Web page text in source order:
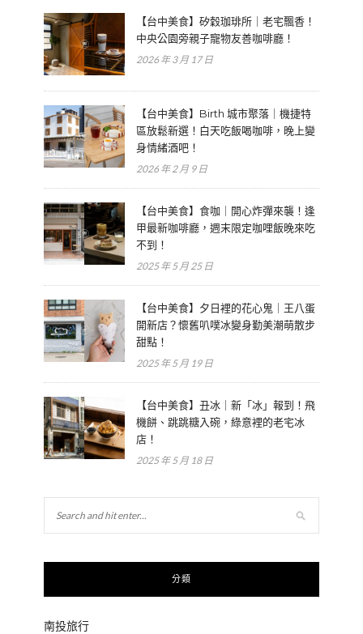
【台中美食】矽穀珈琲所｜老宅飄香！
中央公園旁親子寵物友善咖啡廳！
2026 年 3 月 17 日
【台中美食】Birth 城市聚落｜機捷特
區放鬆新選！白天吃飯喝咖啡，晚上變
身情緒酒吧！
2026 年 2 月 9 日
【台中美食】食咖｜開心炸彈來襲！逢
甲最新咖啡廳，週末限定咖哩飯晚來吃
不到！
2025 年 5 月 25 日
【台中美食】夕日裡的花心鬼｜王八蛋
開新店？懷舊叭噗冰變身勤美潮萌散步
甜點！
2025 年 5 月 19 日
【台中美食】丑冰｜新「冰」報到！飛
機餅、跳跳糖入碗，綠意裡的老宅冰
店！
2025 年 5 月 18 日
分類
南投旅行